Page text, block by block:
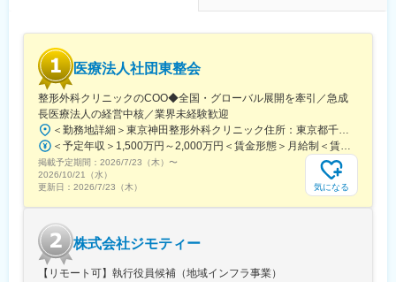
確実に月次200名入社体制が構築できる状況にあります。
当社の累計資金調達額は10億円であり、年内に50億の追加エクイ
ティファイナンスを計画しています。
変更の範囲：会社の定める業務
医療法人社団東整会
整形外科クリニックのCOO◆全国・グローバル展開を牽引／急成
長医療法人の経営中核／業界未経験歓迎
＜勤務地詳細＞東京神田整形外科クリニック住所：東京都千代田区鍛冶町2丁目8-6 メディカルプライム神田3F勤務地最寄駅：JR山手線／神田駅受動喫煙対策：屋内全面禁煙変更の範囲：会社の定める事業所
＜予定年収＞1,500万円～2,000万円＜賃金形態＞月給制＜賃金内訳＞月額（基本給）：1,200,000円～1,500,000円＜月給＞1,200,000円～1,500,000円＜昇給有無＞有＜残業手当＞有＜給与補足＞※経験やスキルを考慮して決定します。■昇給：年1回■賞与：年2回賃金はあくまでも目安の金額であり、選考を通じて上下する可能性があります。月給(月額)は固定手当を含めた表記です。
掲載予定期間： 2026/7/23（木） 〜
2026/10/21（水）
更新日： 2026/7/23（木） 気になる
株式会社ジモティー
【リモート可】執行役員候補（地域インフラ事業）